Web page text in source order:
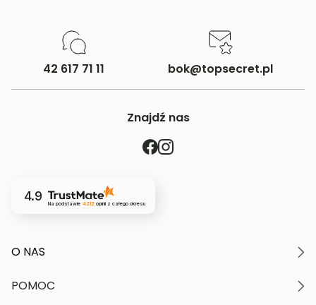
42 617 71 11 bok@topsecret.pl
Znajdź nas
4.9
Na podstawie 4212opinii z całego okresu
O NAS
Nasze wartości
POMOC